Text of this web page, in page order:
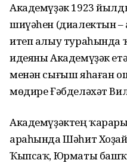
Академүҙәк 1923
шиүәһен (диалектын –
итеп алыу тураһында
идеяны Академүҙәк
менән сығыш яһаған
мөдире Ғәбделәхәт
Академүҙәктең
араһында Шәһит
Ҡыпсаҡ, Юрматы